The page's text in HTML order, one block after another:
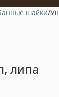
шайки
липа